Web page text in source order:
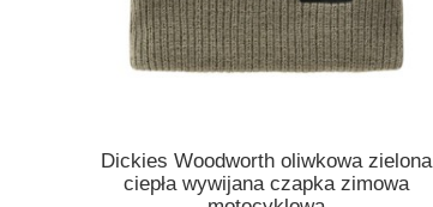
Dickies Woodworth oliwkowa zielona
ciepła wywijana czapka zimowa